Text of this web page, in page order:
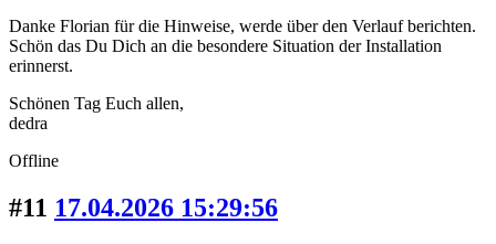
Danke Florian für die Hinweise, werde über den Verlauf berichten.
Schön das Du Dich an die besondere Situation der Installation
erinnerst.
Schönen Tag Euch allen,
dedra
Offline
#11 17.04.2026 15:29:56